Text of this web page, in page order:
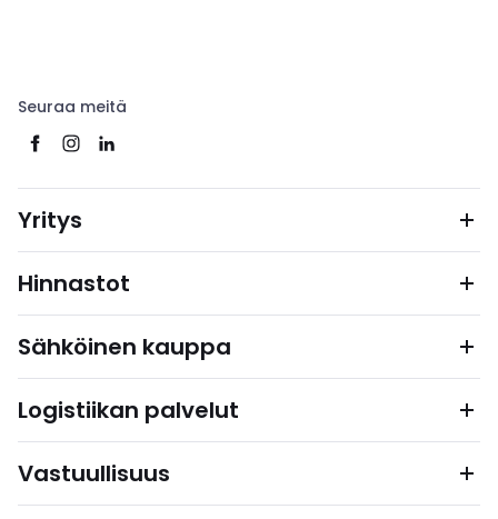
Seuraa meitä
Yritys
Hinnastot
Sähköinen kauppa
Logistiikan palvelut
Vastuullisuus